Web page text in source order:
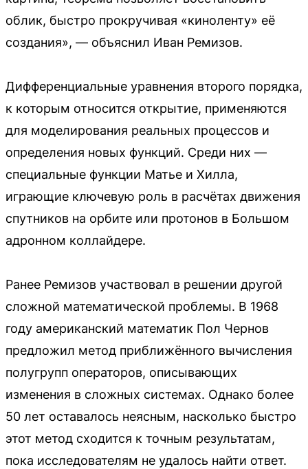
облик, быстро прокручивая «киноленту» её
создания», — объяснил Иван Ремизов.
Дифференциальные уравнения второго порядка,
к которым относится открытие, применяются
для моделирования реальных процессов и
определения новых функций. Среди них —
специальные функции Матье и Хилла,
играющие ключевую роль в расчётах движения
спутников на орбите или протонов в Большом
адронном коллайдере.
Ранее Ремизов участвовал в решении другой
сложной математической проблемы. В 1968
году американский математик Пол Чернов
предложил метод приближённого вычисления
полугрупп операторов, описывающих
изменения в сложных системах. Однако более
50 лет оставалось неясным, насколько быстро
этот метод сходится к точным результатам,
пока исследователям не удалось найти ответ.